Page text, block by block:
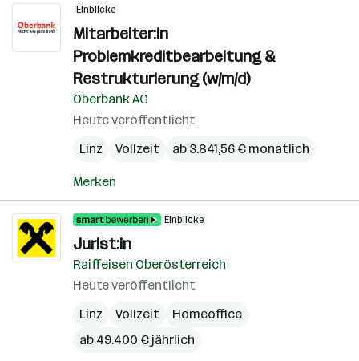
Einblicke
Mitarbeiter:in
Problemkreditbearbeitung &
Restrukturierung (w/m/d)
Oberbank AG
Heute veröffentlicht
Linz
Vollzeit ab 3.841,56 € monatlich
Merken
Einblicke
Jurist:in
Raiffeisen Oberösterreich
Heute veröffentlicht
Linz
Vollzeit
Homeoffice
ab 49.400 € jährlich